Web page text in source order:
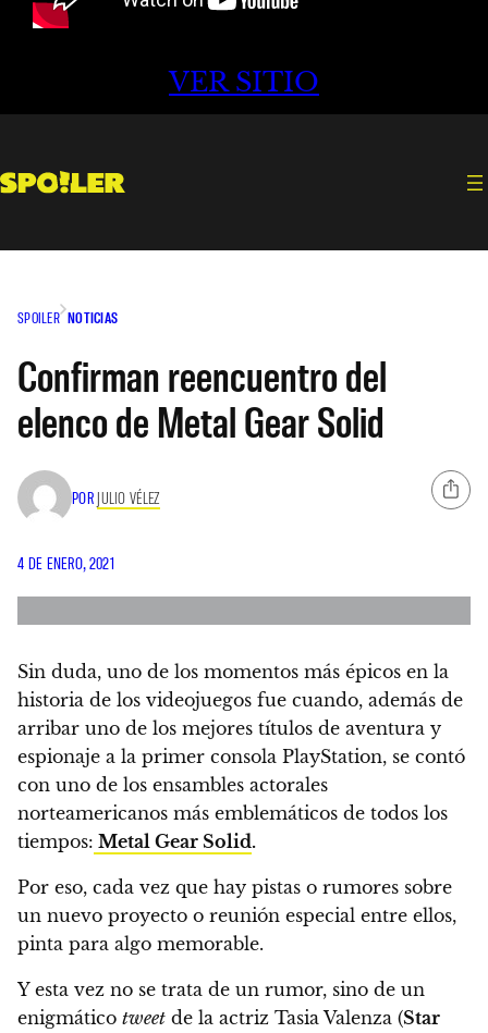
VER SITIO
SPOILER NOTICIAS
Confirman reencuentro del
elenco de Metal Gear Solid
POR JULIO VÉLEZ
4 DE ENERO, 2021
Sin duda, uno de los momentos más épicos en la
historia de los videojuegos fue cuando, además de
arribar uno de los mejores títulos de aventura y
espionaje a la primer consola PlayStation, se contó
con uno de los ensambles actorales
norteamericanos más emblemáticos de todos los
tiempos: Metal Gear Solid.
Por eso, cada vez que hay pistas o rumores sobre
un nuevo proyecto o reunión especial entre ellos,
pinta para algo memorable.
Y esta vez no se trata de un rumor, sino de un
enigmático tweet de la actriz Tasia Valenza (Star